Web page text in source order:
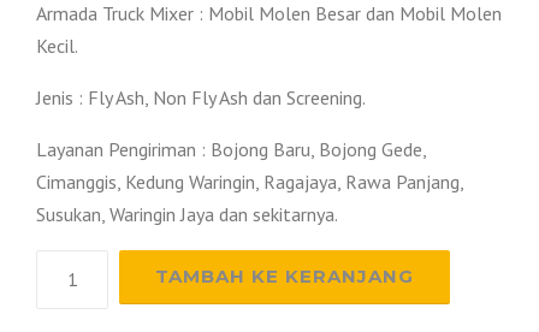
Armada Truck Mixer : Mobil Molen Besar dan Mobil Molen
Kecil.
Jenis : Fly Ash, Non Fly Ash dan Screening.
Layanan Pengiriman : Bojong Baru, Bojong Gede,
Cimanggis, Kedung Waringin, Ragajaya, Rawa Panjang,
Susukan, Waringin Jaya dan sekitarnya.
TAMBAH KE KERANJANG